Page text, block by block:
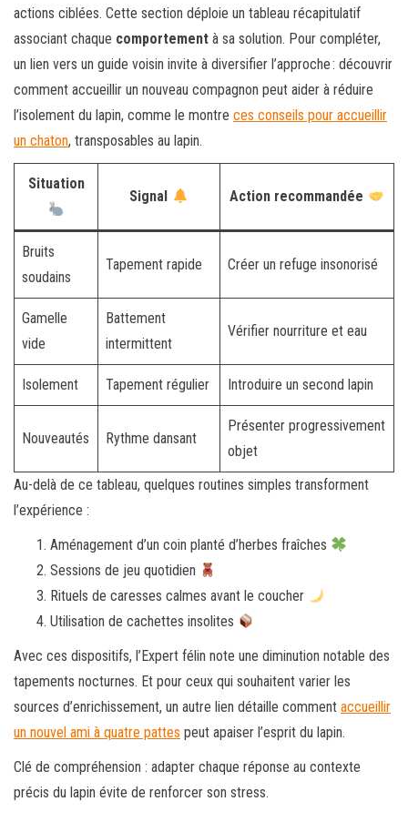
actions ciblées. Cette section déploie un tableau récapitulatif
associant chaque comportement à sa solution. Pour compléter,
un lien vers un guide voisin invite à diversifier l’approche : découvrir
comment accueillir un nouveau compagnon peut aider à réduire
l’isolement du lapin, comme le montre ces conseils pour accueillir
un chaton, transposables au lapin.
Situation
Signal Action recommandée
Bruits
soudains
Tapement rapide Créer un refuge insonorisé
Gamelle
vide
Battement
intermittent
Vérifier nourriture et eau
Isolement Tapement régulier Introduire un second lapin
Nouveautés Rythme dansant
Présenter progressivement
objet
Au-delà de ce tableau, quelques routines simples transforment
l’expérience :
Aménagement d’un coin planté d’herbes fraîches
Sessions de jeu quotidien
Rituels de caresses calmes avant le coucher
Utilisation de cachettes insolites
Avec ces dispositifs, l’Expert félin note une diminution notable des
tapements nocturnes. Et pour ceux qui souhaitent varier les
sources d’enrichissement, un autre lien détaille comment accueillir
un nouvel ami à quatre pattes peut apaiser l’esprit du lapin.
Clé de compréhension : adapter chaque réponse au contexte
précis du lapin évite de renforcer son stress.